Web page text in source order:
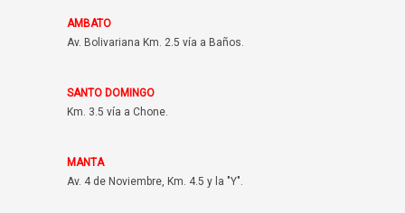
AMBATO
Av. Bolivariana Km. 2.5 vía a Baños.
SANTO DOMINGO
Km. 3.5 vía a Chone.
MANTA
Av. 4 de Noviembre, Km. 4.5 y la "Y".